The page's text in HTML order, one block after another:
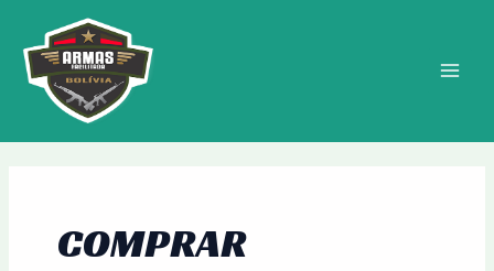
para
conteúdo
COMPRAR